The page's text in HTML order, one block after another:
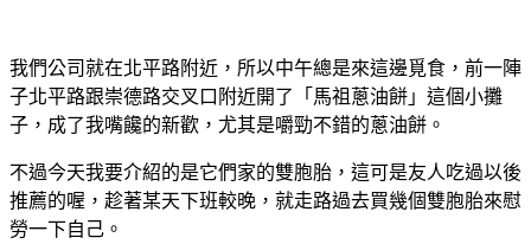
我們公司就在北平路附近，所以中午總是來這邊覓食，前一陣
子北平路跟崇德路交叉口附近開了「馬祖蔥油餅」這個小攤
子，成了我嘴饞的新歡，尤其是嚼勁不錯的蔥油餅。
不過今天我要介紹的是它們家的雙胞胎，這可是友人吃過以後
推薦的喔，趁著某天下班較晚，就走路過去買幾個雙胞胎來慰
勞一下自己。